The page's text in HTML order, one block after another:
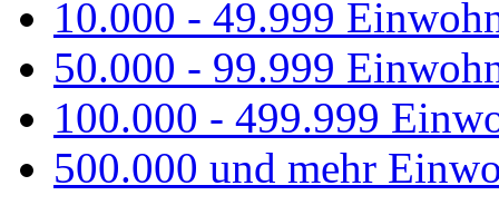
10.000 - 49.999
50.000 - 99.999
100.000 - 499.999
500.000 und mehr